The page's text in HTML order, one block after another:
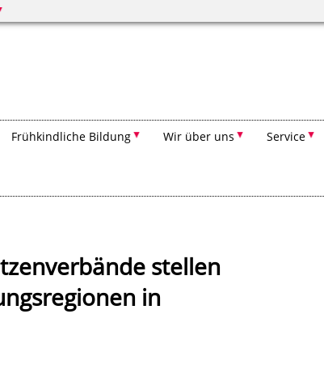
Frühkindliche Bildung Wir über uns Service
stellen
in